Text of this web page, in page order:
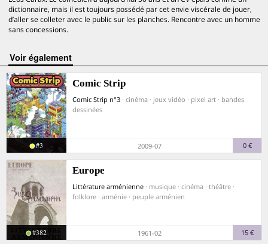
dictionnaire, mais il est toujours possédé par cet envie viscérale de jouer,
d’aller se colleter avec le public sur les planches. Rencontre avec un homme
sans concessions.
voir également
Comic Strip
Comic Strip n°3 · cinéma · jeux vidéo · pixel art · bandes
dessinées
#3 2009-07 0 €
Europe
Littérature arménienne · musique · cinéma · théâtre ·
folklore · arménie · peuple arménien
#382 1961-02 15 €